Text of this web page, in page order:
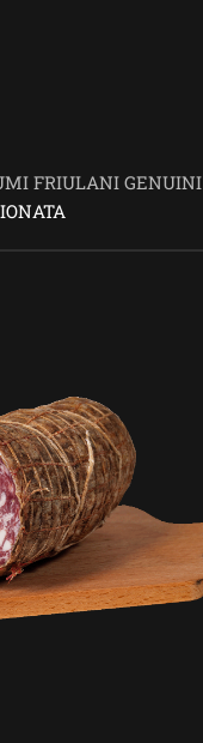
FRIULANI GENUINI